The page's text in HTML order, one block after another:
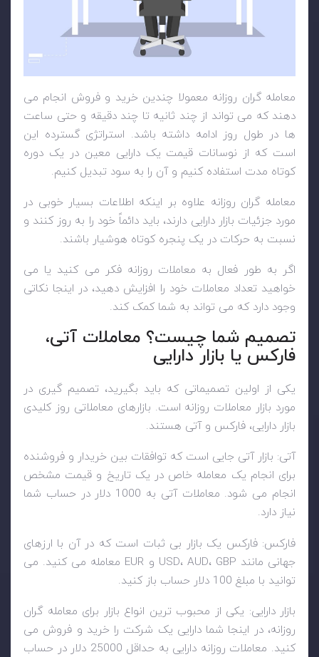
معامله گران روزانه معمولا چندین خرید و فروش انجام می
دهند که می تواند از چند ثانیه تا چند دقیقه و حتی ساعت
ها در طول روز ادامه داشته باشد. استراتژی گسترده این
است که از نوسانات قیمت یک دارایی معین در یک دوره
کوتاه مدت استفاده کنیم و آن را به سود تبدیل کنیم.
معامله گران روزانه علاوه بر اینکه اطلاعات بسیار خوبی در
مورد جزئیات بازار دارایی دارند، باید دائماً خود را به روز کنند و
نسبت به حرکات در یک پنجره کوتاه هوشیار باشند.
اگر به طور فعال به معاملات روزانه فکر می کنید یا می
خواهید تعداد معاملات خود را افزایش دهید، در اینجا نکاتی
وجود دارد که می تواند به شما کمک کند.
تصمیم شما چیست؟ معاملات آتی،
فارکس یا بازار دارایی
یکی از اولین تصمیماتی که باید بگیرید، تصمیم گیری در
مورد بازار معاملات روزانه است. بازارهای معاملاتی روز کلیدی
بازار دارایی، فارکس و آتی هستند.
آتی: بازار آتی جایی است که توافقات بین خریدار و فروشنده
برای انجام یک معامله خاص در یک تاریخ و قیمت مشخص
انجام می شود. معاملات آتی به 1000 دلار در حساب شما
نیاز دارد.
فارکس: فارکس یک بازار بی ثبات است که در آن با ارزهای
جهانی مانند USD، AUD، GBP و EUR معامله می کنید. می
توانید با مبلغ 100 دلار حساب باز کنید.
بازار دارایی: یکی از محبوب ترین انواع بازار برای معامله گران
روزانه، در اینجا شما دارایی یک شرکت را خرید و فروش می
کنید. معاملات روزانه دارایی به حداقل 25000 دلار در حساب